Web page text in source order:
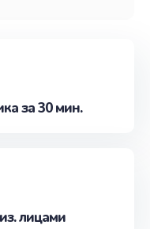
за 30 мин.
лицами